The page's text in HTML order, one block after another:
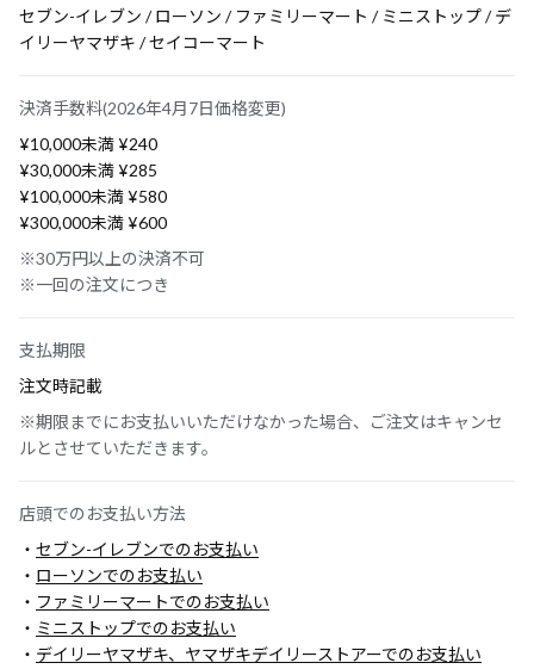
セブン-イレブン / ローソン / ファミリーマート / ミニストップ / デ
イリーヤマザキ / セイコーマート
決済手数料(2026年4月7日価格変更)
¥10,000未満 ¥240
¥30,000未満 ¥285
¥100,000未満 ¥580
¥300,000未満 ¥600
※30万円以上の決済不可
※一回の注文につき
支払期限
注文時記載
※期限までにお支払いいただけなかった場合、ご注文はキャンセ
ルとさせていただきます。
店頭でのお支払い方法
・ セブン-イレブンでのお支払い
・ ローソンでのお支払い
・ ファミリーマートでのお支払い
・ ミニストップでのお支払い
・ デイリーヤマザキ、ヤマザキデイリーストアーでのお支払い